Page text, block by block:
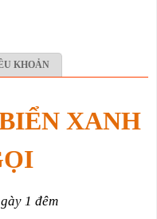
KHOẢN
XANH
1 đêm